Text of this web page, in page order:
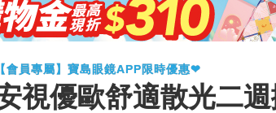
【會員專屬】寶島眼鏡APP限時優惠❤
視優歐舒適散光二